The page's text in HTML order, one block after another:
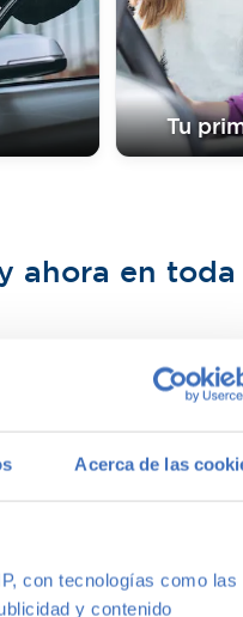
Acerca de las
con tecnologías como las
y contenido
Tu
ahora en toda
Desde entonces, miles de
líderes del
la adquisición de un
a una inspección
para incrementar su